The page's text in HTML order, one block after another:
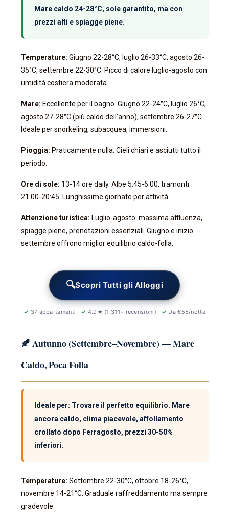
Mare caldo 24-28°C, sole garantito, ma con
prezzi alti e spiagge piene.
Temperature: Giugno 22-28°C, luglio 26-33°C, agosto 26-
35°C, settembre 22-30°C. Picco di calore luglio-agosto con
umidità costiera moderata.
Mare: Eccellente per il bagno. Giugno 22-24°C, luglio 26°C,
agosto 27-28°C (più caldo dell'anno), settembre 26-27°C.
Ideale per snorkeling, subacquea, immersioni.
Pioggia: Praticamente nulla. Cieli chiari e asciutti tutto il
periodo.
Ore di sole: 13-14 ore daily. Albe 5:45-6:00, tramonti
21:00-20:45. Lunghissime giornate per attività.
Attenzione turistica: Luglio-agosto: massima affluenza,
spiagge piene, prenotazioni essenziali. Giugno e inizio
settembre offrono miglior equilibrio caldo-folla.
🔍Scopri Tutti gli Alloggi
✓ 37 appartamenti · ✓ 4.9★ (1.311+ recensioni) · ✓ Da €55/notte
🍂 Autunno (Settembre–Novembre) — Mare
Caldo, Poca Folla
Ideale per: Trovare il perfetto equilibrio. Mare
ancora caldo, clima piacevole, affollamento
crollato dopo Ferragosto, prezzi 30-50%
inferiori.
Temperature: Settembre 22-30°C, ottobre 18-26°C,
novembre 14-21°C. Graduale raffreddamento ma sempre
gradevole.